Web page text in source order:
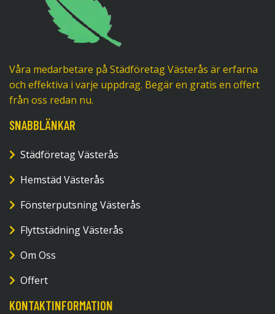
Våra medarbetare på Städföretag Västerås är erfarna
och effektiva i varje uppdrag. Begär en gratis en offert
från oss redan nu.
SNABBLÄNKAR
Städföretag Västerås
Hemstäd Västerås
Fönsterputsning Västerås
Flyttstädning Västerås
Om Oss
Offert
KONTAKTINFORMATION